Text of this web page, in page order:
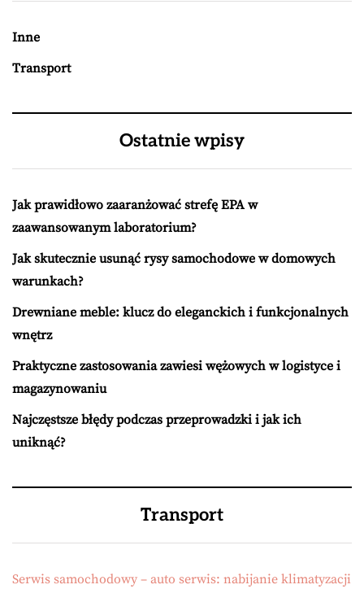
Inne
Transport
Ostatnie wpisy
Jak prawidłowo zaaranżować strefę EPA w
zaawansowanym laboratorium?
Jak skutecznie usunąć rysy samochodowe w domowych
warunkach?
Drewniane meble: klucz do eleganckich i funkcjonalnych
wnętrz
Praktyczne zastosowania zawiesi wężowych w logistyce i
magazynowaniu
Najczęstsze błędy podczas przeprowadzki i jak ich
uniknąć?
Transport
Serwis samochodowy – auto serwis: nabijanie klimatyzacji